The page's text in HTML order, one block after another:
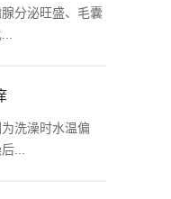
分泌旺盛、毛囊
洗澡时水温偏
...